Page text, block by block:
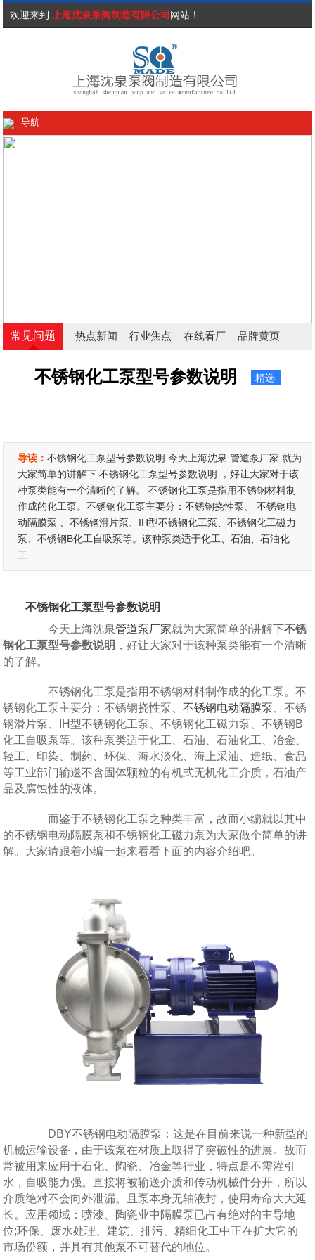
欢迎来到 上海沈泉泵阀制造有限公司 网站！
导航
常见问题 热点新闻 行业焦点 在线看厂 品牌黄页
不锈钢化工泵型号参数说明 精选
导读：不锈钢化工泵型号参数说明 今天上海沈泉 管道泵厂家 就为
大家简单的讲解下 不锈钢化工泵型号参数说明 ，好让大家对于该
种泵类能有一个清晰的了解。 不锈钢化工泵是指用不锈钢材料制
作成的化工泵。不锈钢化工泵主要分：不锈钢挠性泵、 不锈钢电
动隔膜泵 、不锈钢滑片泵、IH型不锈钢化工泵、不锈钢化工磁力
泵、不锈钢B化工自吸泵等。该种泵类适于化工、石油、石油化
工...
不锈钢化工泵型号参数说明
今天上海沈泉管道泵厂家就为大家简单的讲解下不锈
钢化工泵型号参数说明 ，好让大家对于该种泵类能有一个清晰
的了解。
不锈钢化工泵是指用不锈钢材料制作成的化工泵。不
锈钢化工泵主要分：不锈钢挠性泵、不锈钢电动隔膜泵 、不锈
钢滑片泵、IH型不锈钢化工泵、不锈钢化工磁力泵、不锈钢B
化工自吸泵等。该种泵类适于化工、石油、石油化工、冶金、
轻工、印染、制药、环保、海水淡化、海上采油、造纸、食品
等工业部门输送不含固体颗粒的有机式无机化工介质，石油产
品及腐蚀性的液体。
而鉴于不锈钢化工泵之种类丰富，故而小编就以其中
的不锈钢电动隔膜泵和不锈钢化工磁力泵为大家做个简单的讲
解。大家请跟着小编一起来看看下面的内容介绍吧。
DBY不锈钢电动隔膜泵：这是在目前来说一种新型的
机械运输设备，由于该泵在材质上取得了突破性的进展。故而
常被用来应用于石化、陶瓷、冶金等行业，特点是不需灌引
水，自吸能力强。直接将被输送介质和传动机械件分开，所以
介质绝对不会向外泄漏。且泵本身无轴液封，使用寿命大大延
长。应用领域：喷漆、陶瓷业中隔膜泵已占有绝对的主导地
位;环保、废水处理、建筑、排污、精细化工中正在扩大它的
市场份额，并具有其他泵不可替代的地位。